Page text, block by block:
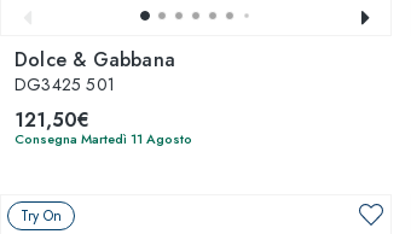
Dolce & Gabbana
DG3425 501
121,50€
Consegna Martedì 11 Agosto
Try On